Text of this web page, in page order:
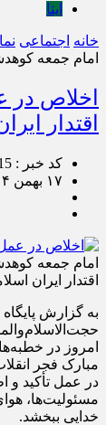
ایتا
خانه اجتماعی
امام جمعه
اخلاص در
اقتدار
کد خبر : 91115
۱۷ بهمن ۱۴۰۴ - ۱۳:۵۰
امام جمعه
اقتدار ایران
به گزارش
امروز در
مبارک فجر
در عمل تأکید و
مسئولیت‌ها،
خدایی ببخشد.